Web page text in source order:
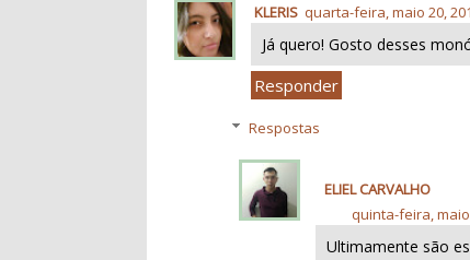
KLERIS quarta-feira, maio 20,
Já quero! Gosto desses
Responder
Respostas
ELIEL CARVALHO
quinta-feira, maio
Ultimamente são